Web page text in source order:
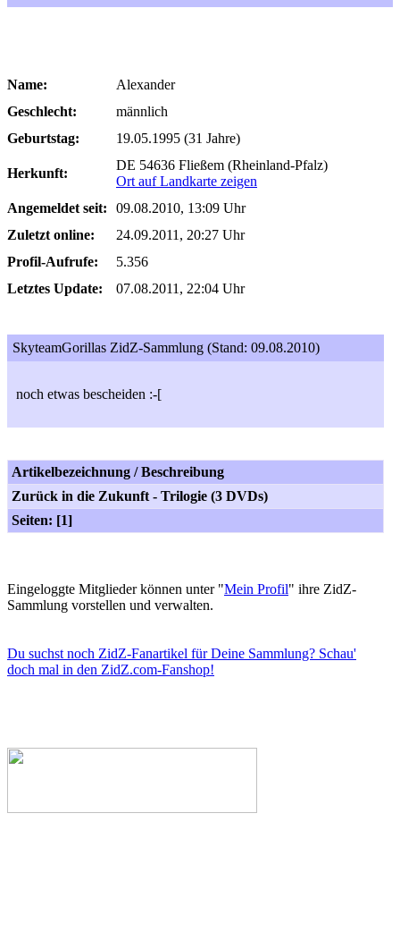
Name:
Alexander
Geschlecht:
männlich
Geburtstag:
19.05.1995 (31 Jahre)
Herkunft:
DE 54636 Fließem (Rheinland-Pfalz)
Ort auf Landkarte zeigen
Angemeldet seit:
09.08.2010, 13:09 Uhr
Zuletzt online:
24.09.2011, 20:27 Uhr
Profil-Aufrufe:
5.356
Letztes Update:
07.08.2011, 22:04 Uhr
SkyteamGorillas ZidZ-Sammlung (Stand: 09.08.2010)
noch etwas bescheiden :-[
Artikelbezeichnung / Beschreibung
Zurück in die Zukunft - Trilogie (3 DVDs)
Seiten: [1]
Eingeloggte Mitglieder können unter "Mein Profil" ihre ZidZ-
Sammlung vorstellen und verwalten.
Du suchst noch ZidZ-Fanartikel für Deine Sammlung? Schau'
doch mal in den ZidZ.com-Fanshop!